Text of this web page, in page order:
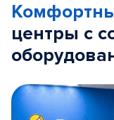
центры с